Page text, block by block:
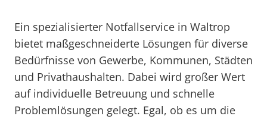
Ein spezialisierter Notfallservice in Waltrop
bietet maßgeschneiderte Lösungen für diverse
Bedürfnisse von Gewerbe, Kommunen, Städten
und Privathaushalten. Dabei wird großer Wert
auf individuelle Betreuung und schnelle
Problemlösungen gelegt. Egal, ob es um die